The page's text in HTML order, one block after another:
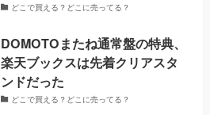
どこで買える？どこに売ってる？
DOMOTOまたね通常盤の特典、
楽天ブックスは先着クリアスタ
ンドだった
どこで買える？どこに売ってる？